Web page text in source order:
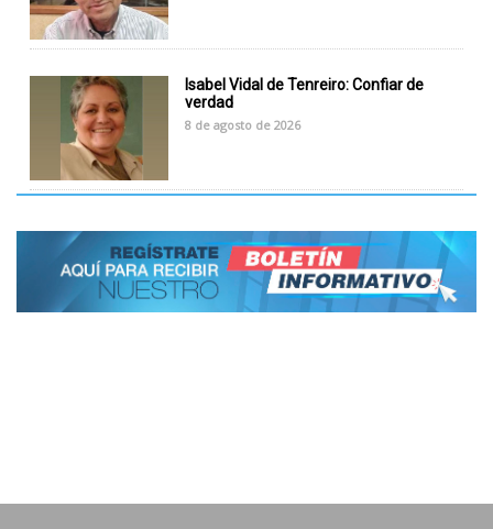
Isabel Vidal de Tenreiro: Confiar de
verdad
8 de agosto de 2026